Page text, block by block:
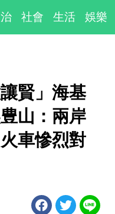
社會 生活 娛樂
賢」海基
山：兩岸
車慘烈對